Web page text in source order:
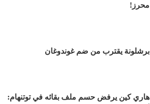
محرز!
برشلونة يقترب من ضم غوندوغان
هاري كين يرفض حسم ملف بقائه في توتنهام: